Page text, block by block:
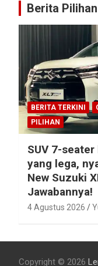
Berita Pilihan
BERITA TERKINI
PILIHAN
SUV 7-
yang lega,
New Suzuki
Jawabannya!
4 Agustus 2026
Copyright © 2026